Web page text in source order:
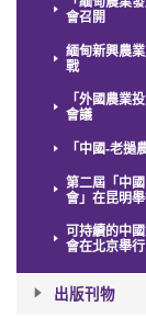
會召開
緬甸新興農
戰
「外國農業
會議
「中國-老撾
第二屆「中
會」在昆明
可持續的中
會在北京舉行
出版刊物